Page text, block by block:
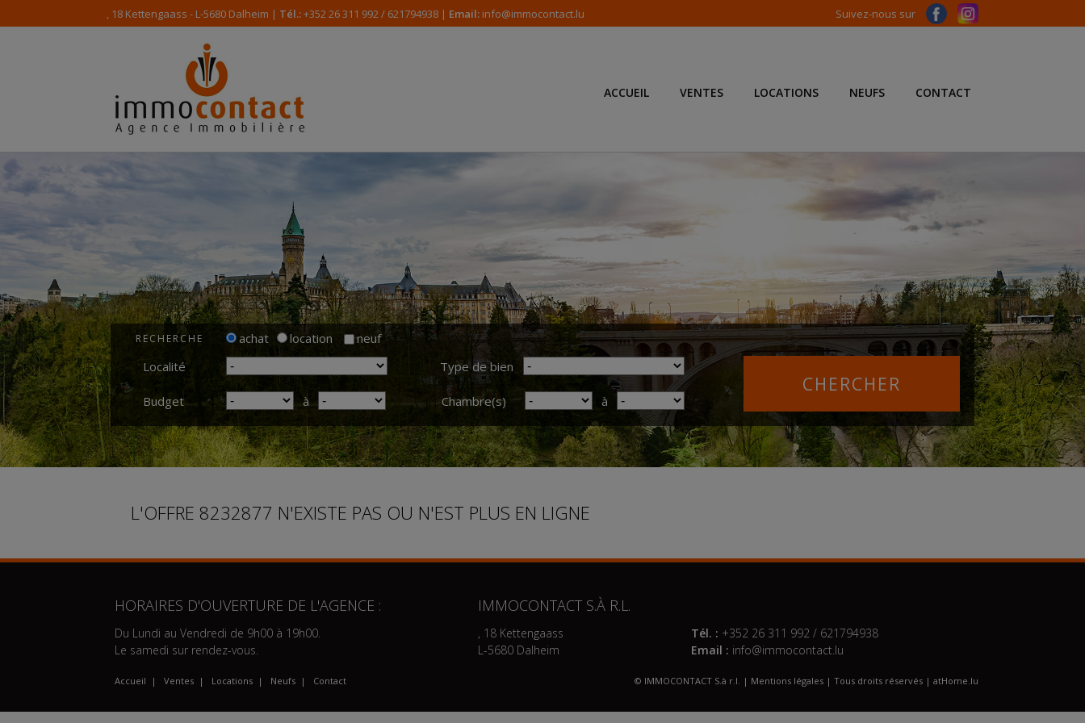
, 18 Kettengaass - L-5680 Dalheim | Tél.:+352 26 311 992 / 621794938 | Email: info@immocontact.lu Suivez-nous sur
ACCUEIL VENTES LOCATIONS NEUFS CONTACT
RECHERCHE achat location
neuf
Localité
Type de bien
Budget à Chambre(s) à
L'OFFRE 8232877 N'EXISTE PAS OU N'EST PLUS EN LIGNE
HORAIRES D'OUVERTURE DE L'AGENCE :
Du Lundi au Vendredi de 9h00 à 19h00.
Le samedi sur rendez-vous.
IMMOCONTACT S.À R.L.
, 18 Kettengaass
L-5680 Dalheim
Tél. : +352 26 311 992 / 621794938
Email : info@immocontact.lu
Accueil | Ventes | Locations | Neufs | Contact © IMMOCONTACT S.à r.l. | Mentions légales | Tous droits réservés | atHome.lu